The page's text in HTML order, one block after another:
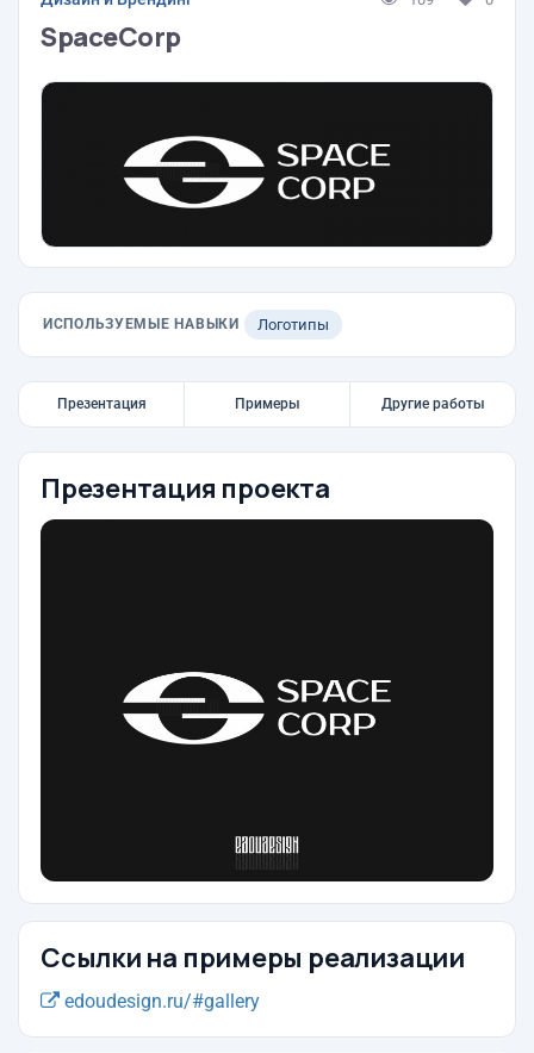
SpaceCorp
ИСПОЛЬЗУЕМЫЕ НАВЫКИ Логотипы
Презентация Примеры Другие работы
Презентация проекта
Ссылки на примеры реализации
edoudesign.ru/#gallery